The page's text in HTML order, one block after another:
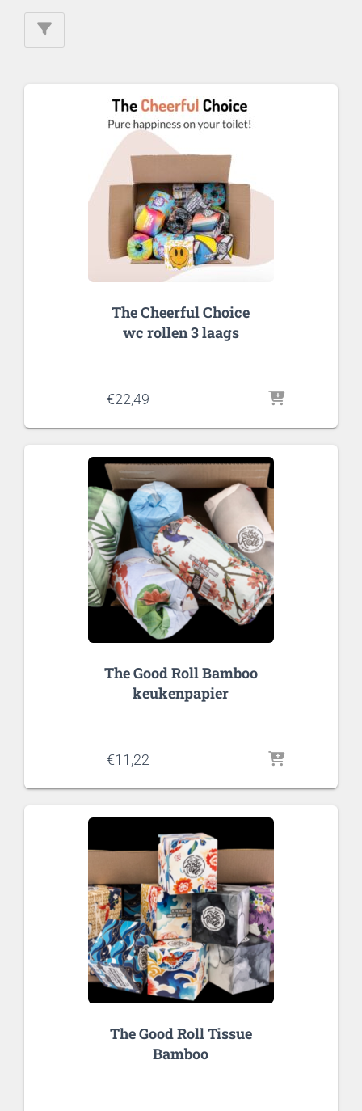
The Cheerful Choice
wc rollen 3 laags
€22,49
The Good Roll Bamboo
keukenpapier
€11,22
The Good Roll Tissue
Bamboo